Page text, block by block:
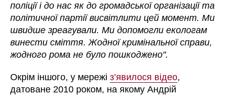
поліції і до нас як до громадської організації та
політичної партії висвітлити цей момент. Ми
швидше зреагували. Ми допомогли екологам
винести сміття. Жодної кримінальної справи,
жодного рома не було пошкоджено".
Окрім іншого, у мережіз’явилося відео,
датоване 2010 роком, на якому Андрій